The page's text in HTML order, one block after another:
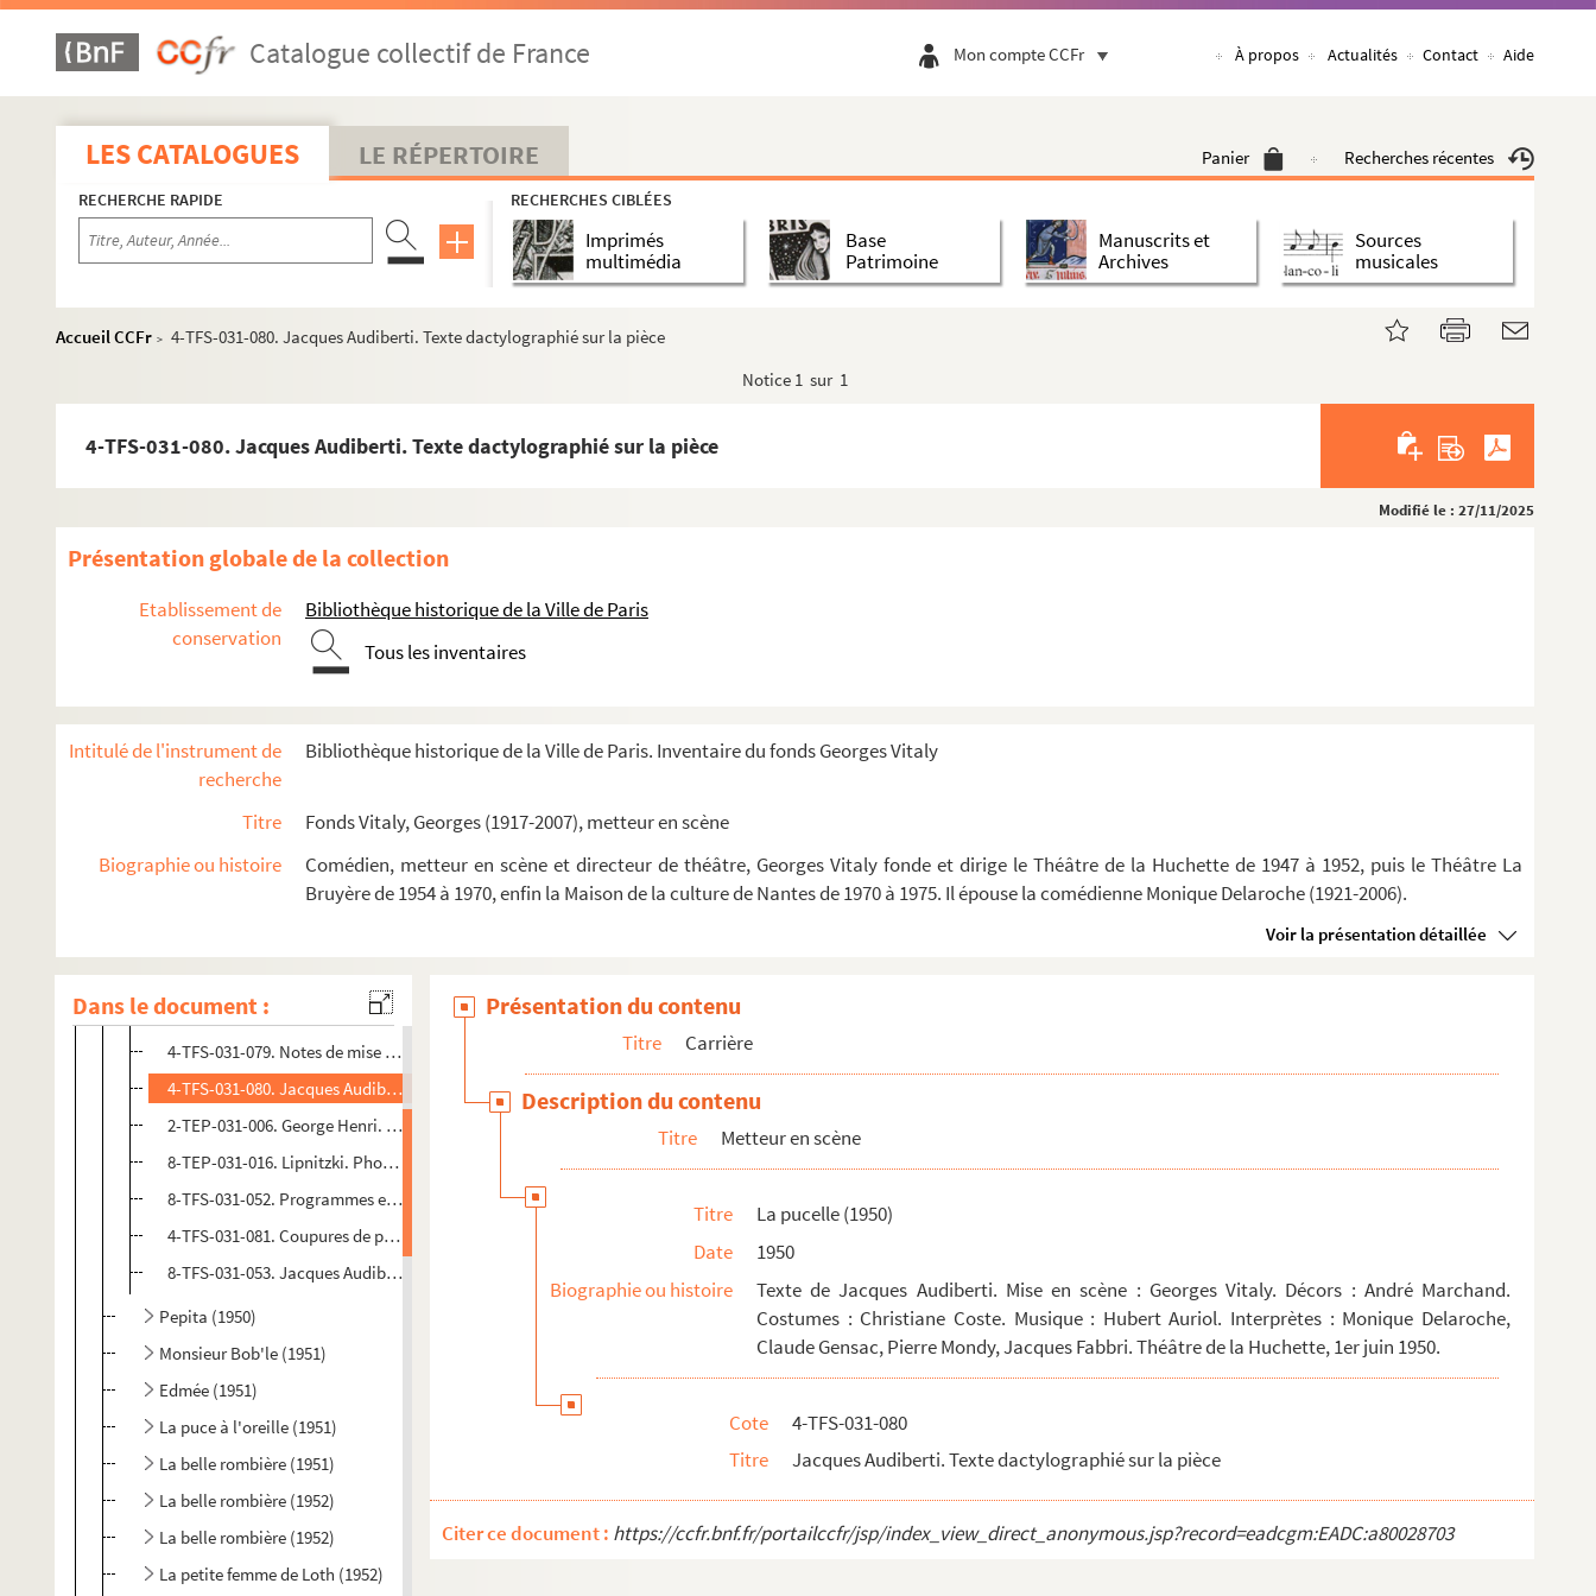
Catalogue collectif de France Mon compte CCFr À propos Actualités Contact Aide
LES CATALOGUES LE RÉPERTOIRE Panier Recherches récentes
RECHERCHE RAPIDE RECHERCHES CIBLÉES
Imprimés
multimédia
Base
Patrimoine
Manuscrits et
Archives
Sources
musicales
Accueil CCFr > 4-TFS-031-080. Jacques Audiberti. Texte dactylographié sur la pièce
Notice 1 sur 1
4-TFS-031-080. Jacques Audiberti. Texte dactylographié sur la pièce
Modifié le : 27/11/2025
Présentation globale de la collection
Etablissement de
conservation
Bibliothèque historique de la Ville de Paris
Tous les inventaires
Intitulé de l'instrument de
recherche
Bibliothèque historique de la Ville de Paris. Inventaire du fonds Georges Vitaly
Titre
Fonds Vitaly, Georges (1917-2007), metteur en scène
Biographie ou histoire
Comédien, metteur en scène et directeur de théâtre, Georges Vitaly fonde et dirige le Théâtre de la Huchette de 1947 à 1952, puis le Théâtre La
Bruyère de 1954 à 1970, enfin la Maison de la culture de Nantes de 1970 à 1975. Il épouse la comédienne Monique Delaroche (1921-2006).
Voir la présentation détaillée
Dans le document :
Carrière
Metteur en scène
Courteline Tchekhov (1945)
Le mal court (1947)
Les épiphanies (1947)
Le sang clos (1948)
La fête noire (1948)
Les indifférents (1949)
La pucelle (1950)
4-TFS-031-078. Opéra, supplément théâtral n°32
4-TFS-031-079. Notes de mise en scène, croquis de décors, notes pour la musique
4-TFS-031-080. Jacques Audiberti. Texte dactylographié sur la pièce
2-TEP-031-006. George Henri. Photographies de scène
8-TEP-031-016. Lipnitzki. Photographies de scène
8-TFS-031-052. Programmes et invitation
4-TFS-031-081. Coupures de presse
8-TFS-031-053. Jacques Audiberti. Lettres à Georges Vitaly
Pepita (1950)
Monsieur Bob'le (1951)
Edmée (1951)
La puce à l'oreille (1951)
La belle rombière (1951)
La belle rombière (1952)
La belle rombière (1952)
La petite femme de Loth (1952)
Présentation du contenu
Titre Carrière
Description du contenu
Titre Metteur en scène
Titre
La pucelle (1950)
Date
1950
Biographie ou histoire
Texte de Jacques Audiberti. Mise en scène : Georges Vitaly. Décors : André Marchand.
Costumes : Christiane Coste. Musique : Hubert Auriol. Interprètes : Monique Delaroche,
Claude Gensac, Pierre Mondy, Jacques Fabbri. Théâtre de la Huchette, 1er juin 1950.
Cote
4-TFS-031-080
Titre
Jacques Audiberti. Texte dactylographié sur la pièce
Citer ce document : https://ccfr.bnf.fr/portailccfr/jsp/index_view_direct_anonymous.jsp?record=eadcgm:EADC:a80028703